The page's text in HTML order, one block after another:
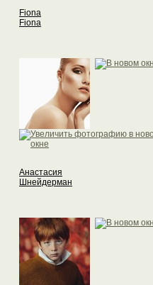
Fiona
Fiona
Анастасия
Шнейдерман